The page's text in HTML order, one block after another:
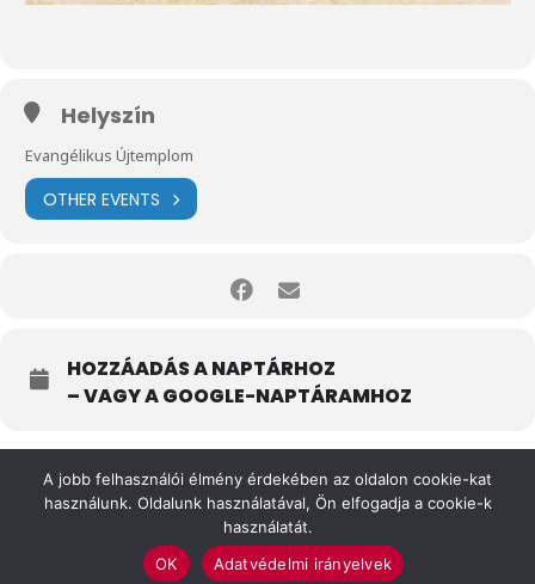
Helyszín
Evangélikus Újtemplom
OTHER EVENTS
HOZZÁADÁS A NAPTÁRHOZ
– VAGY A GOOGLE-NAPTÁRAMHOZ
Felhasználási feltételek
Impresszum
A jobb felhasználói élmény érdekében az oldalon cookie-kat
használunk. Oldalunk használatával, Ön elfogadja a cookie-k
használatát.
OK
Adatvédelmi irányelvek